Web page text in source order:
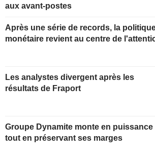
aux avant-postes
Après une série de records, la
monétaire revient au centre de
Les analystes divergent après les
résultats de Fraport
Groupe Dynamite monte en puissance
tout en préservant ses marges